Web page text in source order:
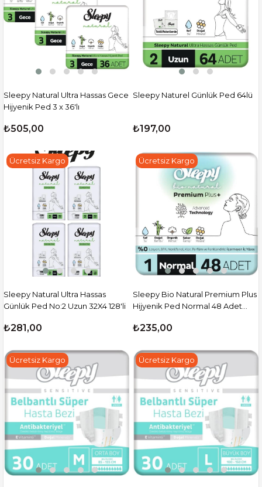
Sleepy Natural Ultra Hassas Gece
Hijyenik Ped 3 x 36'lı
₺505,00
Sleepy Naturel Günlük Ped 64lü
₺197,00
Sleepy Natural Ultra Hassas
Günlük Ped No:2 Uzun 32X4 128'li
₺281,00
Ücretsiz Kargo
Sleepy Bio Natural Premium Plus
Hijyenik Ped Normal 48 Adet
₺235,00
Ücretsiz Kargo
Ücretsiz Kargo Ücretsiz Kargo